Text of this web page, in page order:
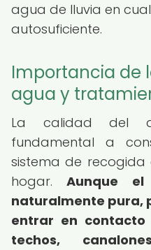
agua de lluvia en
autosuficiente.
Importancia de
agua y
La calidad del
fundamental a
sistema de
hogar.Aunque
naturalmente pura,
entrar en contacto
techos,